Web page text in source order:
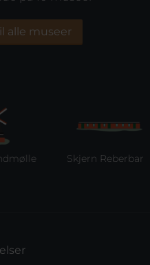
alle museer
Skjern Reberbane